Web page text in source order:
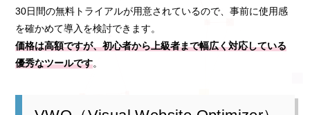
30日間の無料トライアルが用意されているので、事前に使用感
を確かめて導入を検討できます。
価格は高額ですが、初心者から上級者まで幅広く対応している
優秀なツールです。